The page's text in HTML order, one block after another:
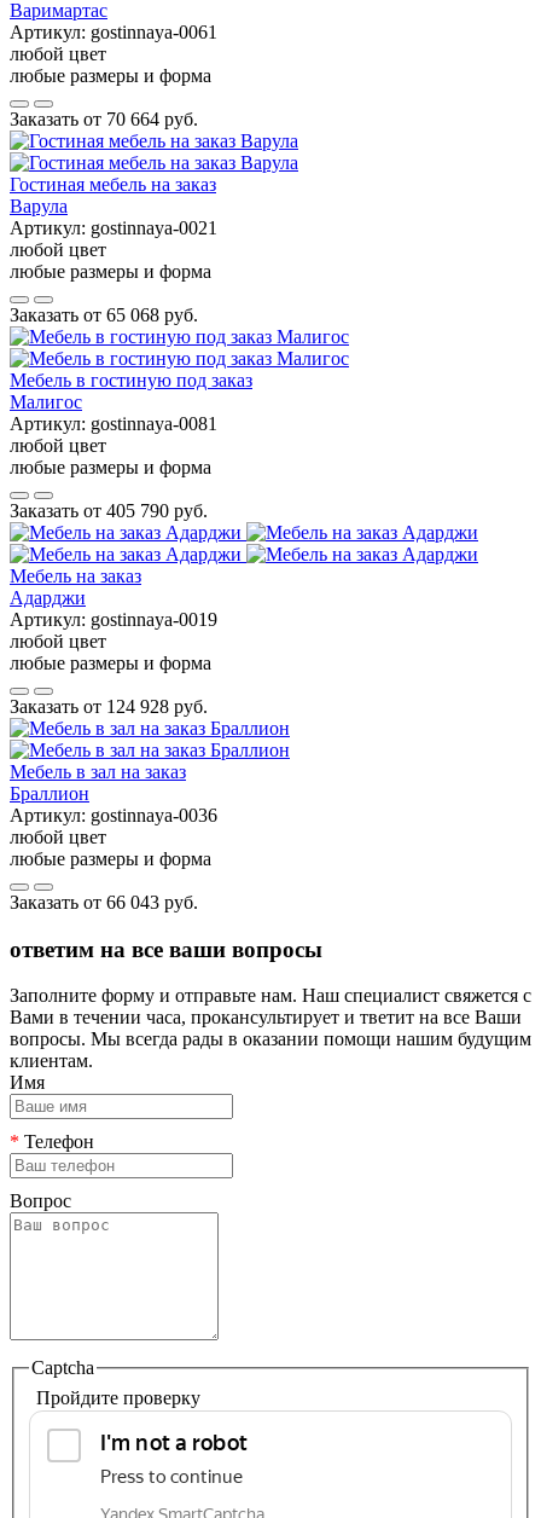
Варимартас
Артикул: gostinnaya-0061
любой цвет
любые размеры и форма
Заказать от 70 664 руб.
Гостиная мебель на заказ
Варула
Артикул: gostinnaya-0021
любой цвет
любые размеры и форма
Заказать от 65 068 руб.
Мебель в гостиную под заказ
Малигос
Артикул: gostinnaya-0081
любой цвет
любые размеры и форма
Заказать от 405 790 руб.
Мебель на заказ
Адарджи
Артикул: gostinnaya-0019
любой цвет
любые размеры и форма
Заказать от 124 928 руб.
Мебель в зал на заказ
Браллион
Артикул: gostinnaya-0036
любой цвет
любые размеры и форма
Заказать от 66 043 руб.
ответим на все ваши вопросы
Заполните форму и отправьте нам. Наш специалист свяжется с
Вами в течении часа, прокансультирует и тветит на все Ваши
вопросы. Мы всегда рады в оказании помощи нашим будущим
клиентам.
Имя
* Телефон
Вопрос
Captcha
Пройдите проверку